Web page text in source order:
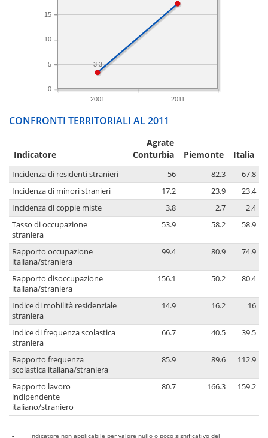
2001 2011
0
5
10
15
3.3
CONFRONTI TERRITORIALI AL 2011
Indicatore
Agrate
Conturbia
Piemonte Italia
Incidenza di residenti stranieri 56 82.3
67.8
Incidenza di minori stranieri
17.2 23.9
23.4
Incidenza di coppie miste
3.8 2.7
2.4
Tasso di occupazione
straniera
53.9 58.2 58.9
Rapporto occupazione
italiana/straniera
99.4 80.9 74.9
Rapporto disoccupazione
italiana/straniera
156.1 50.2 80.4
Indice di mobilità residenziale
straniera
14.9 16.2 16
Indice di frequenza scolastica
straniera
66.7 40.5 39.5
Rapporto frequenza
scolastica italiana/straniera
85.9 89.6 112.9
Rapporto lavoro
indipendente
italiano/straniero
80.7 166.3 159.2
- Indicatore non applicabile per valore nullo o poco significativo del